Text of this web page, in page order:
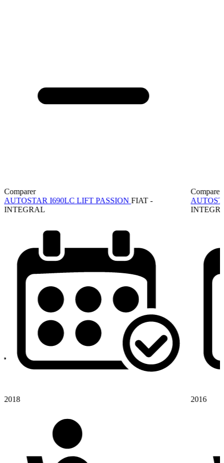
Comparer
AUTOSTAR I690LC LIFT PASSION FIAT -
INTEGRAL
2018
Comparer
2016